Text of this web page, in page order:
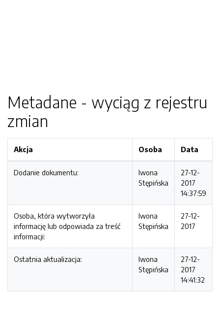
Metadane - wyciąg z rejestru
zmian
Akcja Osoba Data
Dodanie dokumentu:
Iwona
Stępińska
27-12-
2017
14:37:59
Osoba, która wytworzyła
informację lub odpowiada za treść
informacji:
Iwona
Stępińska
27-12-
2017
Ostatnia aktualizacja:
Iwona
Stępińska
27-12-
2017
14:41:32